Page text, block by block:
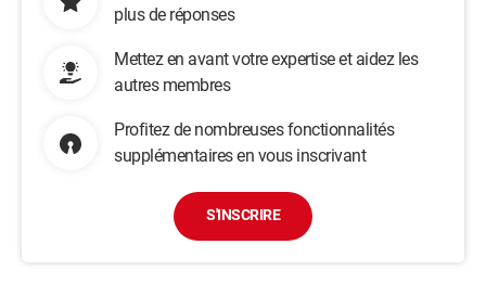
plus de réponses
Mettez en avant votre expertise et aidez les
autres membres
Profitez de nombreuses fonctionnalités
supplémentaires en vous inscrivant
S'INSCRIRE